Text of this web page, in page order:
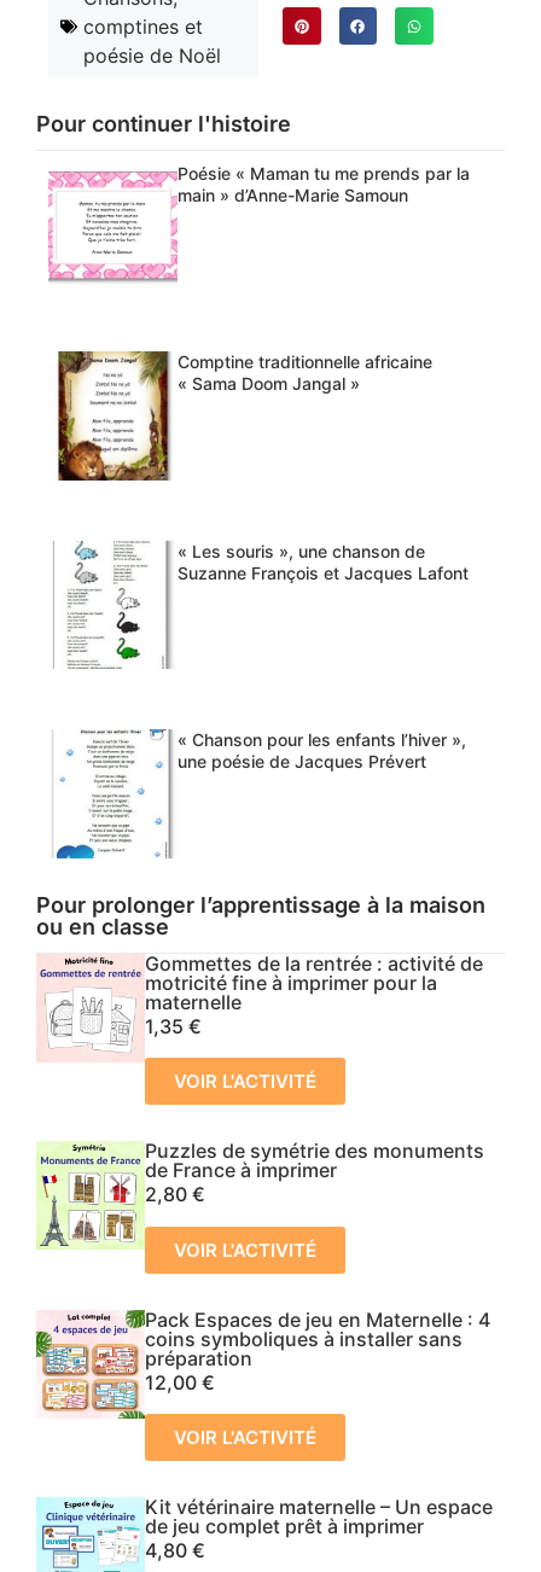
comptines et
poésie de Noël
Pour continuer l'histoire
Poésie « Maman tu me prends par la
main » d’Anne-Marie Samoun
Comptine traditionnelle africaine
« Sama Doom Jangal »
« Les souris », une chanson de
Suzanne François et Jacques Lafont
« Chanson pour les enfants l’hiver »,
une poésie de Jacques Prévert
Pour prolonger l’apprentissage à la maison
ou en classe
Gommettes de la rentrée : activité de
motricité fine à imprimer pour la
maternelle
1,35 €
VOIR L'ACTIVITÉ
Puzzles de symétrie des monuments
de France à imprimer
2,80 €
VOIR L'ACTIVITÉ
Pack Espaces de jeu en Maternelle : 4
coins symboliques à installer sans
préparation
12,00 €
VOIR L'ACTIVITÉ
Kit vétérinaire maternelle – Un espace
de jeu complet prêt à imprimer
4,80 €